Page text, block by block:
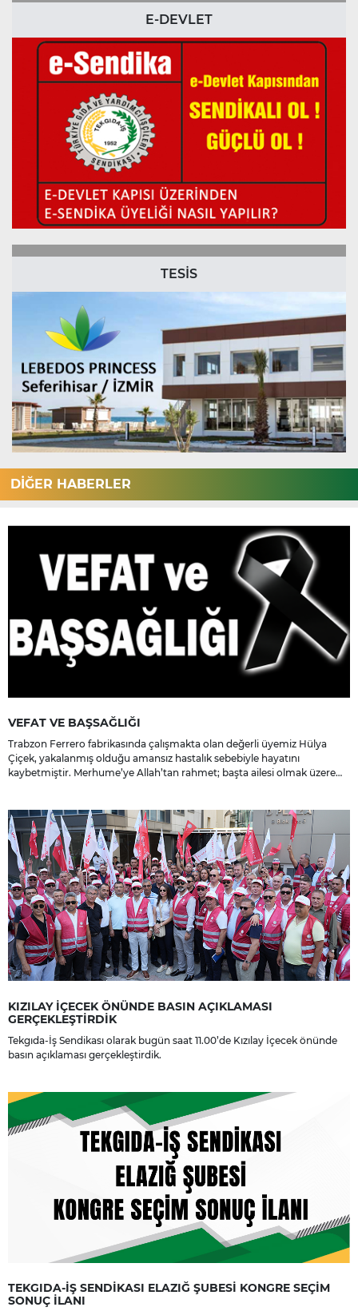
E-DEVLET
TESİS
DİĞER HABERLER
VEFAT VE BAŞSAĞLIĞI
Trabzon Ferrero fabrikasında çalışmakta olan değerli üyemiz Hülya
Çiçek, yakalanmış olduğu amansız hastalık sebebiyle hayatını
kaybetmiştir. Merhume’ye Allah’tan rahmet; başta ailesi olmak üzere
KIZILAY İÇECEK ÖNÜNDE BASIN AÇIKLAMASI
GERÇEKLEŞTİRDİK
Tekgıda-İş Sendikası olarak bugün saat 11.00’de Kızılay İçecek önünde
basın açıklaması gerçekleştirdik.
TEKGIDA-İŞ SENDİKASI ELAZIĞ ŞUBESİ KONGRE SEÇİM
SONUÇ İLANI